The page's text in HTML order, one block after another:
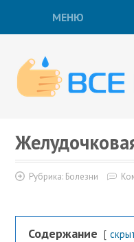
МЕНЮ
Рубрика: Болезни
Содержание